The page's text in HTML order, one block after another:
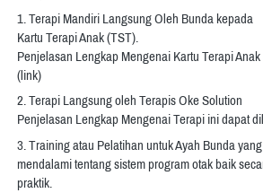
1. Terapi Mandiri Langsung Oleh Bunda kepada
Kartu Terapi Anak (TST).
Penjelasan Lengkap Mengenai Kartu Terapi
(link)
2. Terapi Langsung oleh Terapis Oke Solution
Penjelasan Lengkap Mengenai Terapi ini dapat
3. Training atau Pelatihan untuk Ayah Bunda
mendalami tentang sistem program otak baik
praktik.